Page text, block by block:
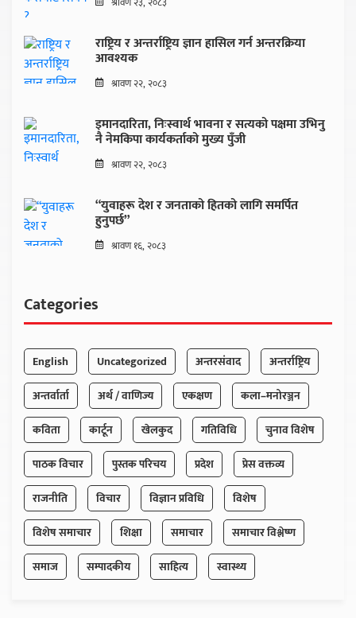
राष्ट्रिय र अन्तर्राष्ट्रिय ज्ञान हासिल गर्न अन्तरक्रिया
आवश्यक
श्रावण २२, २०८३
इमानदारिता, निःस्वार्थ भावना र सत्यको पक्षमा उभिनु
नै नेमकिपा कार्यकर्ताको मुख्य पुँजी
श्रावण २२, २०८३
“युवाहरू देश र जनताको हितको लागि समर्पित
हुनुपर्छ”
श्रावण १६, २०८३
Categories
English Uncategorized अन्तरसंवाद
अन्तर्राष्ट्रिय
अन्तर्वार्ता
अर्थ / वाणिज्य एकक्षण
कला–मनोरञ्जन
कविता
कार्टून खेलकुद गतिविधि
चुनाव विशेष
पाठक विचार
पुस्तक परिचय प्रदेश
प्रेस वक्तव्य
राजनीति
विचार विज्ञान प्रविधि
विशेष
विशेष समाचार
शिक्षा समाचार
समाचार विश्लेष्ण
समाज
सम्पादकीय साहित्य स्वास्थ्य